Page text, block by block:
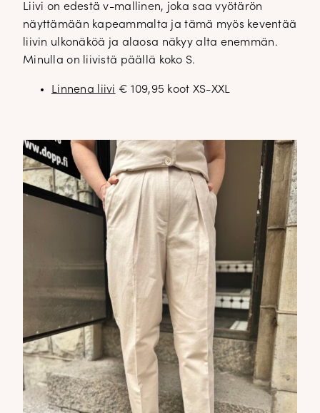
Liivi on edestä v-mallinen, joka saa vyötärön
näyttämään kapeammalta ja tämä myös keventää
liivin ulkonäköä ja alaosa näkyy alta enemmän.
Minulla on liivistä päällä koko S.
Linnena liivi € 109,95 koot XS-XXL